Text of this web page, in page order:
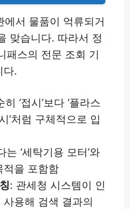
서 물품이 억류되거
맞습니다. 따라서 정
패스의 전문 조회 기
다.
히 ‘접시’보다 ‘플라스
’처럼 구체적으로 입
는 ‘세탁기용 모터’와
적을 포함함
: 관세청 시스템이 인
용해 검색 결과의